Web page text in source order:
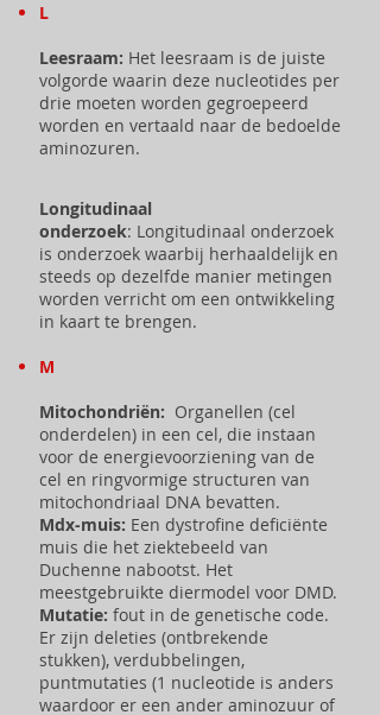
L
Leesraam: Het leesraam is de juiste
volgorde waarin deze nucleotides per
drie moeten worden gegroepeerd
worden en vertaald naar de bedoelde
aminozuren.
Longitudinaal
onderzoek: Longitudinaal onderzoek
is onderzoek waarbij herhaaldelijk en
steeds op dezelfde manier metingen
worden verricht om een ontwikkeling
in kaart te brengen.
M
Mitochondriën: Organellen (cel
onderdelen) in een cel, die instaan
voor de energievoorziening van de
cel en ringvormige structuren van
mitochondriaal DNA bevatten.
Mdx-muis: Een dystrofine deficiënte
muis die het ziektebeeld van
Duchenne nabootst. Het
meestgebruikte diermodel voor DMD.
Mutatie: fout in de genetische code.
Er zijn deleties (ontbrekende
stukken), verdubbelingen,
puntmutaties (1 nucleotide is anders
waardoor er een ander aminozuur of